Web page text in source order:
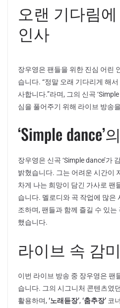
오랜 기다림
인사
장우영은 팬들을 위한 진심 어린
습니다. “정말 오래 기다리게 해
사합니다.”라며, 그의 신곡
심을 풀어주기 위해 라이브 방송
‘Simple dance’
장우영은 신곡 ‘Simple dance’가
밝혔습니다. 그는 어려운 시간이
차게 나는 희망이 담긴 가사로 팬
습니다. 멜로디와 곡 작업에 많은
조하며, 팬들과 함께 즐길 수 있는
했습니다.
라이브 속 감
이번 라이브 방송 중 장우영은 팬
습니다. 그의 시그니처 콘텐츠였던
활용하며, ‘노래듣장’, ‘춤추장’ 코